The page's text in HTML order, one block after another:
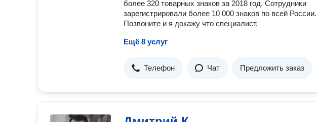
более 320 товарных знаков за 2018 год. Сотрудники
зарегистрировали более 10 000 знаков по всей России.
Позвоните и я докажу что специалист.
Ещё 8 услуг
Телефон Чат Предложить заказ